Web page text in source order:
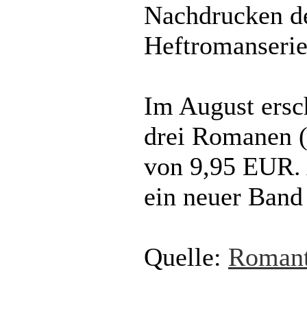
Nachdrucken
Im August
drei Romanen
von 9,95
ein neuer
Quelle: